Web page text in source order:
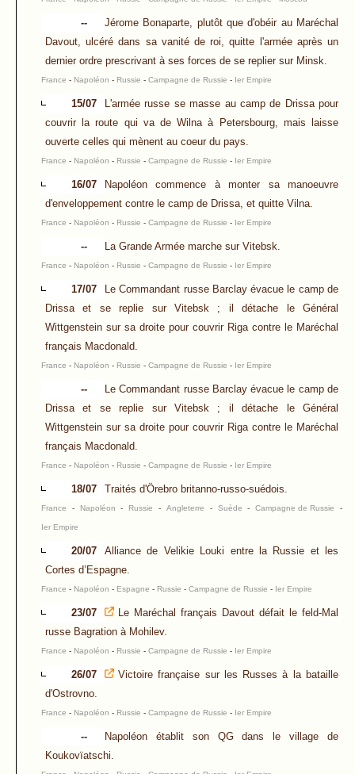
--
Jérome Bonaparte, plutôt que d'obéir au Maréchal
Davout, ulcéré dans sa vanité de roi, quitte l'armée après un
dernier ordre prescrivant à ses forces de se replier sur Minsk.
France - Napoléon - Russie - Campagne de Russie - Ier Empire
15/07
L'armée russe se masse au camp de Drissa pour
couvrir la route qui va de Wilna à Petersbourg, mais laisse
ouverte celles qui mènent au coeur du pays.
France - Napoléon - Russie - Campagne de Russie - Ier Empire
16/07
Napoléon commence à monter sa manoeuvre
d'enveloppement contre le camp de Drissa, et quitte Vilna.
France - Napoléon - Russie - Campagne de Russie - Ier Empire
-- La Grande Armée marche sur Vitebsk.
France - Napoléon - Russie - Campagne de Russie - Ier Empire
17/07
Le Commandant russe Barclay évacue le camp de
Drissa et se replie sur Vitebsk ; il détache le Général
Wittgenstein sur sa droite pour couvrir Riga contre le Maréchal
français Macdonald.
France - Napoléon - Russie - Campagne de Russie - Ier Empire
--
Le Commandant russe Barclay évacue le camp de
Drissa et se replie sur Vitebsk ; il détache le Général
Wittgenstein sur sa droite pour couvrir Riga contre le Maréchal
français Macdonald.
France - Napoléon - Russie - Campagne de Russie - Ier Empire
18/07 Traités d'Örebro britanno-russo-suédois.
France - Napoléon - Russie - Angleterre - Suède -Campagne de Russie -
Ier Empire
20/07
Alliance de Velikie Louki entre la Russie et les
Cortes d’Espagne.
France - Napoléon - Espagne - Russie - Campagne de Russie - Ier Empire
23/07
Le Maréchal français Davout défait le feld-Mal
russe Bagration à Mohilev.
France - Napoléon - Russie - Campagne de Russie - Ier Empire
26/07
Victoire française sur les Russes à la bataille
d'Ostrovno.
France - Napoléon - Russie - Campagne de Russie - Ier Empire
--
Napoléon établit son QG dans le village de
Koukovïatschi.